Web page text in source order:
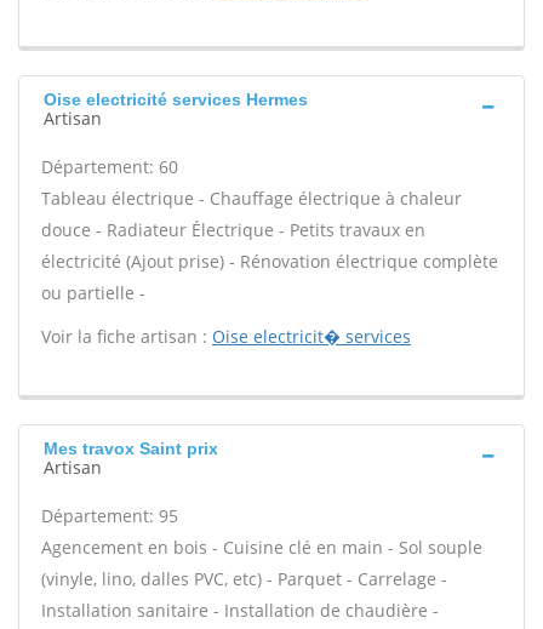
Oise electricité services Hermes
Artisan
Département: 60
Tableau électrique - Chauffage électrique à chaleur
douce - Radiateur Électrique - Petits travaux en
électricité (Ajout prise) - Rénovation électrique complète
ou partielle -
Voir la fiche artisan : Oise electricit� services
Mes travox Saint prix
Artisan
Département: 95
Agencement en bois - Cuisine clé en main - Sol souple
(vinyle, lino, dalles PVC, etc) - Parquet - Carrelage -
Installation sanitaire - Installation de chaudière -